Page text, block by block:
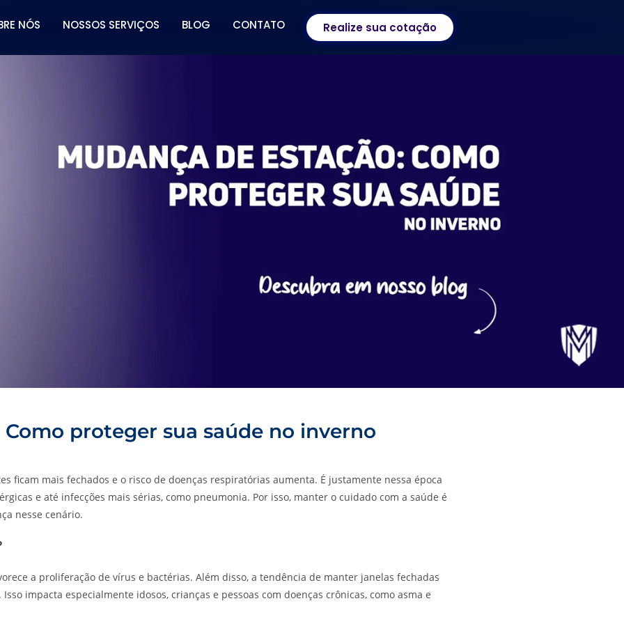
NÓS NOSSOS SERVIÇOS BLOG CONTATO Realize sua cotação
proteger sua saúde no inverno
ficam mais fechados e o risco de doenças respiratórias aumenta. É justamente nessa época
e até infecções mais sérias, como pneumonia. Por isso, manter o cuidado com a saúde é
nesse cenário.
a proliferação de vírus e bactérias. Além disso, a tendência de manter janelas fechadas
impacta especialmente idosos, crianças e pessoas com doenças crônicas, como asma e